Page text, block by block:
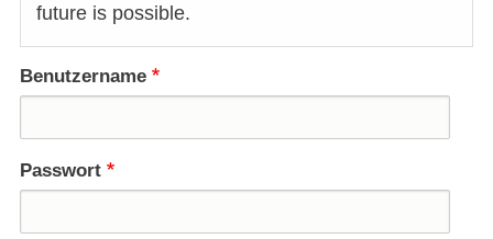
future is possible.
Benutzername
Passwort